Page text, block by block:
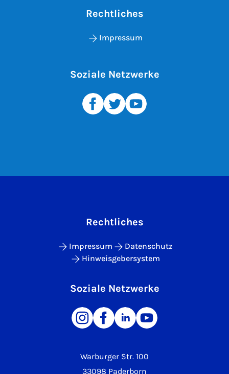
Rechtliches
Impressum
Soziale Netzwerke
Warburger Str. 100
33098 Paderborn
Rechtliches
Impressum
Datenschutz
Hinweisgebersystem
Soziale Netzwerke